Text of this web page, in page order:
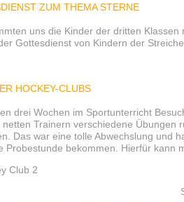
ZUM THEMA STERNE
uns die Kinder der dritten
Gottesdienst von Kindern der
HOCKEY-CLUBS
drei Wochen im Sportunterricht
Trainern verschiedene
Das war eine tolle Abwechslung und
Probestunde bekommen. Hierfür